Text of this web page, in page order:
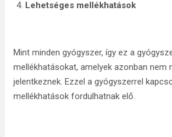
Lehetséges mellékhatások
Mint minden gyógyszer, így ez a
mellékhatásokat, amelyek azonban nem
jelentkeznek. Ezzel a gyógyszerrel
mellékhatások fordulhatnak elő.